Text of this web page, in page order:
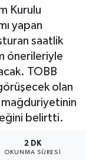
Kurulu
yapan
saatlik
önerileriyle
TOBB
olan
mağduriyetinin
belirtti.
2 DK
OKUNMA SÜRESI